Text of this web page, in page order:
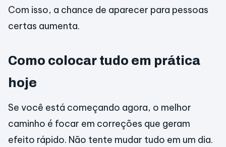
Com isso, a chance de aparecer para pessoas
certas aumenta.
Como colocar tudo em prática
hoje
Se você está começando agora, o melhor
caminho é focar em correções que geram
efeito rápido. Não tente mudar tudo em um dia.